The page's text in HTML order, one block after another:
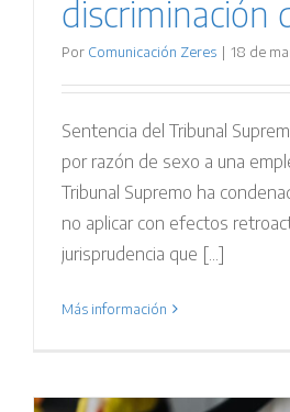
discriminación
Por Comunicación Zeres | 18 de
Sentencia del Tribunal
por razón de sexo a una
Tribunal Supremo ha
no aplicar con efectos
jurisprudencia que [...]
Más información